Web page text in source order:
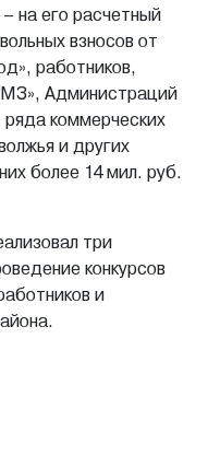
на его расчетный
взносов от
работников,
Администраций
ряда коммерческих
и других
более 14 мил. руб.
три
конкурсов
и